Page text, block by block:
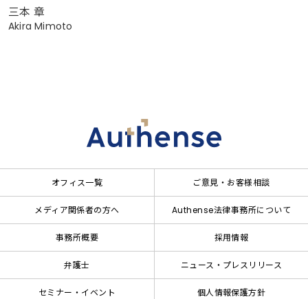
三本 章
Akira Mimoto
オフィス一覧 ご意見・お客様相談
メディア関係者の方へ Authense法律事務所について
事務所概要 採用情報
弁護士 ニュース・プレスリリース
セミナー・イベント 個人情報保護方針